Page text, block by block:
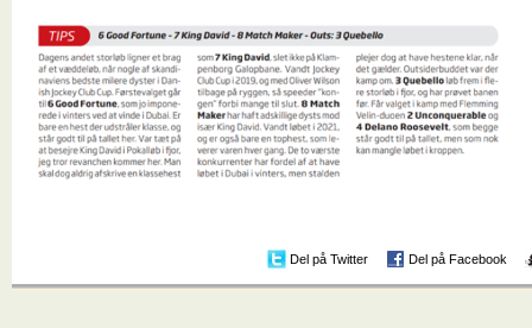
Del på Twitter Del på Facebook